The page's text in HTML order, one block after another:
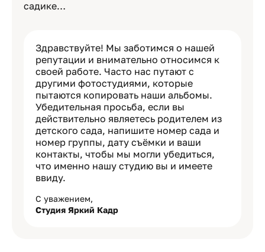
садике…
Здравствуйте! Мы заботимся о нашей
репутации и внимательно относимся к
своей работе. Часто нас путают с
другими фотостудиями, которые
пытаются копировать наши альбомы.
Убедительная просьба, если вы
действительно являетесь родителем из
детского сада, напишите номер сада и
номер группы, дату съёмки и ваши
контакты, чтобы мы могли убедиться,
что именно нашу студию вы и имеете
ввиду.
С уважением,
Студия Яркий Кадр